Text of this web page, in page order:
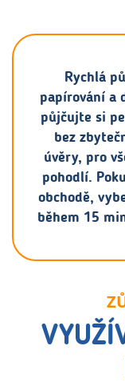
Rychlá
papírování a
půjčujte si
bez
úvěry, pro
pohodlí.
obchodě,
během 15